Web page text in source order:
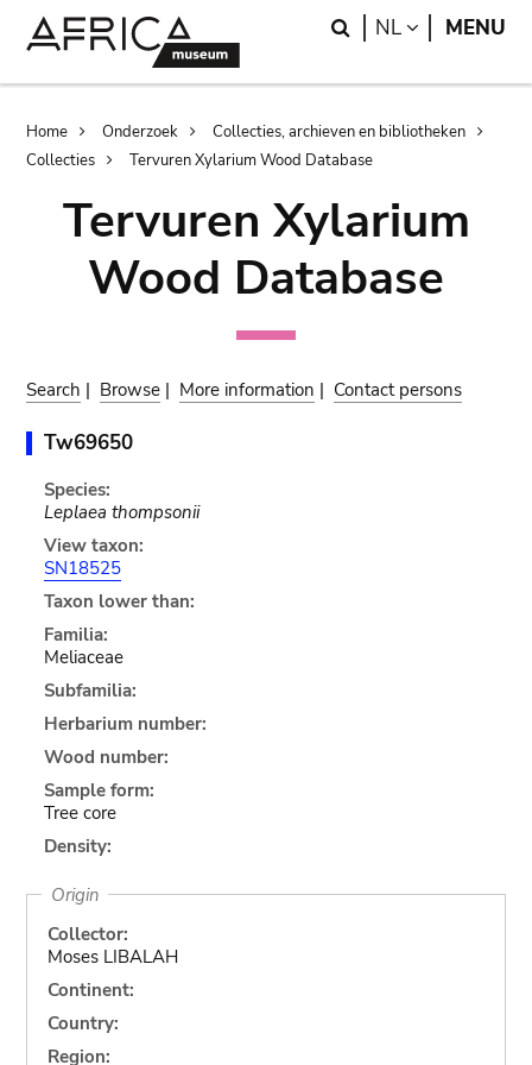
Search
NL LANGUAGE
MENU
Breadcrumb
Home Onderzoek
Collecties, archieven en bibliotheken
Collecties
Tervuren Xylarium Wood Database
Tervuren Xylarium
Wood Database
Search | Browse | More information | Contact persons
Tw69650
Species:
Leplaea thompsonii
View taxon:
SN18525
Taxon lower than:
Familia:
Meliaceae
Subfamilia:
Herbarium number:
Wood number:
Sample form:
Tree core
Density:
Origin
Collector:
Moses LIBALAH
Continent:
Country:
Region: